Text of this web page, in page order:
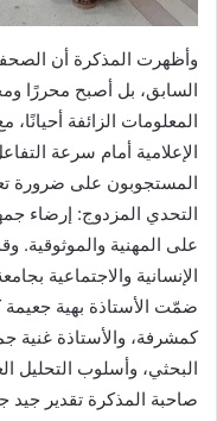
وأظهرت المذكرة أن
السابق، بل أصبح محررًا
المعلومات الزائفة
الإعلامية أمام سرعة
المستجوبون على ضرورة
التحدي المزدوج: إرضاء
على المهنية والموثوقية.
الإنسانية والاجتماعية
ضمّت الأستاذة بهية
كمشرفة، والأستاذة غنية
البحثي، وأسلوب التحليل
صاحبة المذكرة تقدير جيد